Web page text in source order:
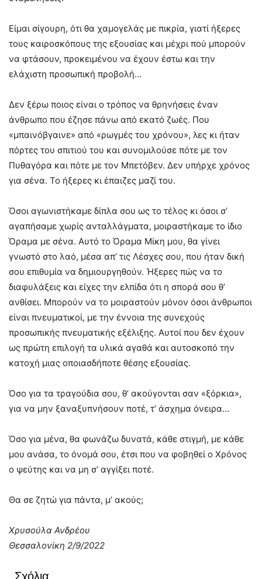
Είμαι σίγουρη, ότι θα χαμογελάς με πικρία, γιατί ήξερες
τους καιροσκόπους της εξουσίας και μέχρι πού μπορούν
να φτάσουν, προκειμένου να έχουν έστω και την
ελάχιστη προσωπική προβολή…
Δεν ξέρω ποιος είναι ο τρόπος να θρηνήσεις έναν
άνθρωπο που έζησε πάνω από εκατό ζωές. Που
«μπαινόβγαινε» από «ρωγμές του χρόνου», λες κι ήταν
πόρτες του σπιτιού του και συνομιλούσε πότε με τον
Πυθαγόρα και πότε με τον Μπετόβεν. Δεν υπήρχε χρόνος
για σένα. Το ήξερες κι έπαιζες μαζί του.
Όσοι αγωνιστήκαμε δίπλα σου ως το τέλος κι όσοι σ’
αγαπήσαμε χωρίς ανταλλάγματα, μοιραστήκαμε το ίδιο
Όραμα με σένα. Αυτό το Όραμα Μίκη μου, θα γίνει
γνωστό στο λαό, μέσα απ’ τις Λέσχες σου, που ήταν δική
σου επιθυμία να δημιουργηθούν. Ήξερες πώς να το
διαφυλάξεις και είχες την ελπίδα ότι η σπορά σου θ’
ανθίσει. Μπορούν να το μοιραστούν μόνον όσοι άνθρωποι
είναι πνευματικοί, με την έννοια της συνεχούς
προσωπικής πνευματικής εξέλιξης. Αυτοί που δεν έχουν
ως πρώτη επιλογή τα υλικά αγαθά και αυτοσκοπό την
κατοχή μιας οποιασδήποτε θέσης εξουσίας.
Όσο για τα τραγούδια σου, θ’ ακούγονται σαν «ξόρκια»,
για να μην ξαναξυπνήσουν ποτέ, τ’ άσχημα όνειρα…
Όσο για μένα, θα φωνάζω δυνατά, κάθε στιγμή, με κάθε
μου ανάσα, το όνομά σου, έτσι που να φοβηθεί ο Χρόνος
ο ψεύτης και να μη σ’ αγγίξει ποτέ.
Θα σε ζητώ για πάντα, μ’ ακούς;
Χρυσούλα Ανδρέου
Θεσσαλονίκη 2/9/2022
Σχόλια